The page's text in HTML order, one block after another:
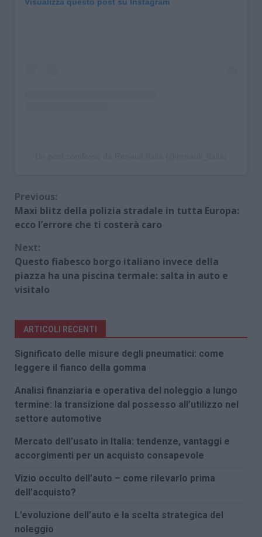
Continue
Reading
Previous:
Maxi blitz della polizia stradale in tutta Europa:
ecco l’errore che ti costerà caro
Next:
Questo fiabesco borgo italiano invece della
piazza ha una piscina termale: salta in auto e
visitalo
ARTICOLI RECENTI
Significato delle misure degli pneumatici: come
leggere il fianco della gomma
Analisi finanziaria e operativa del noleggio a lungo
termine: la transizione dal possesso all’utilizzo nel
settore automotive
Mercato dell’usato in Italia: tendenze, vantaggi e
accorgimenti per un acquisto consapevole
Vizio occulto dell’auto – come rilevarlo prima
dell’acquisto?
L’evoluzione dell’auto e la scelta strategica del
noleggio